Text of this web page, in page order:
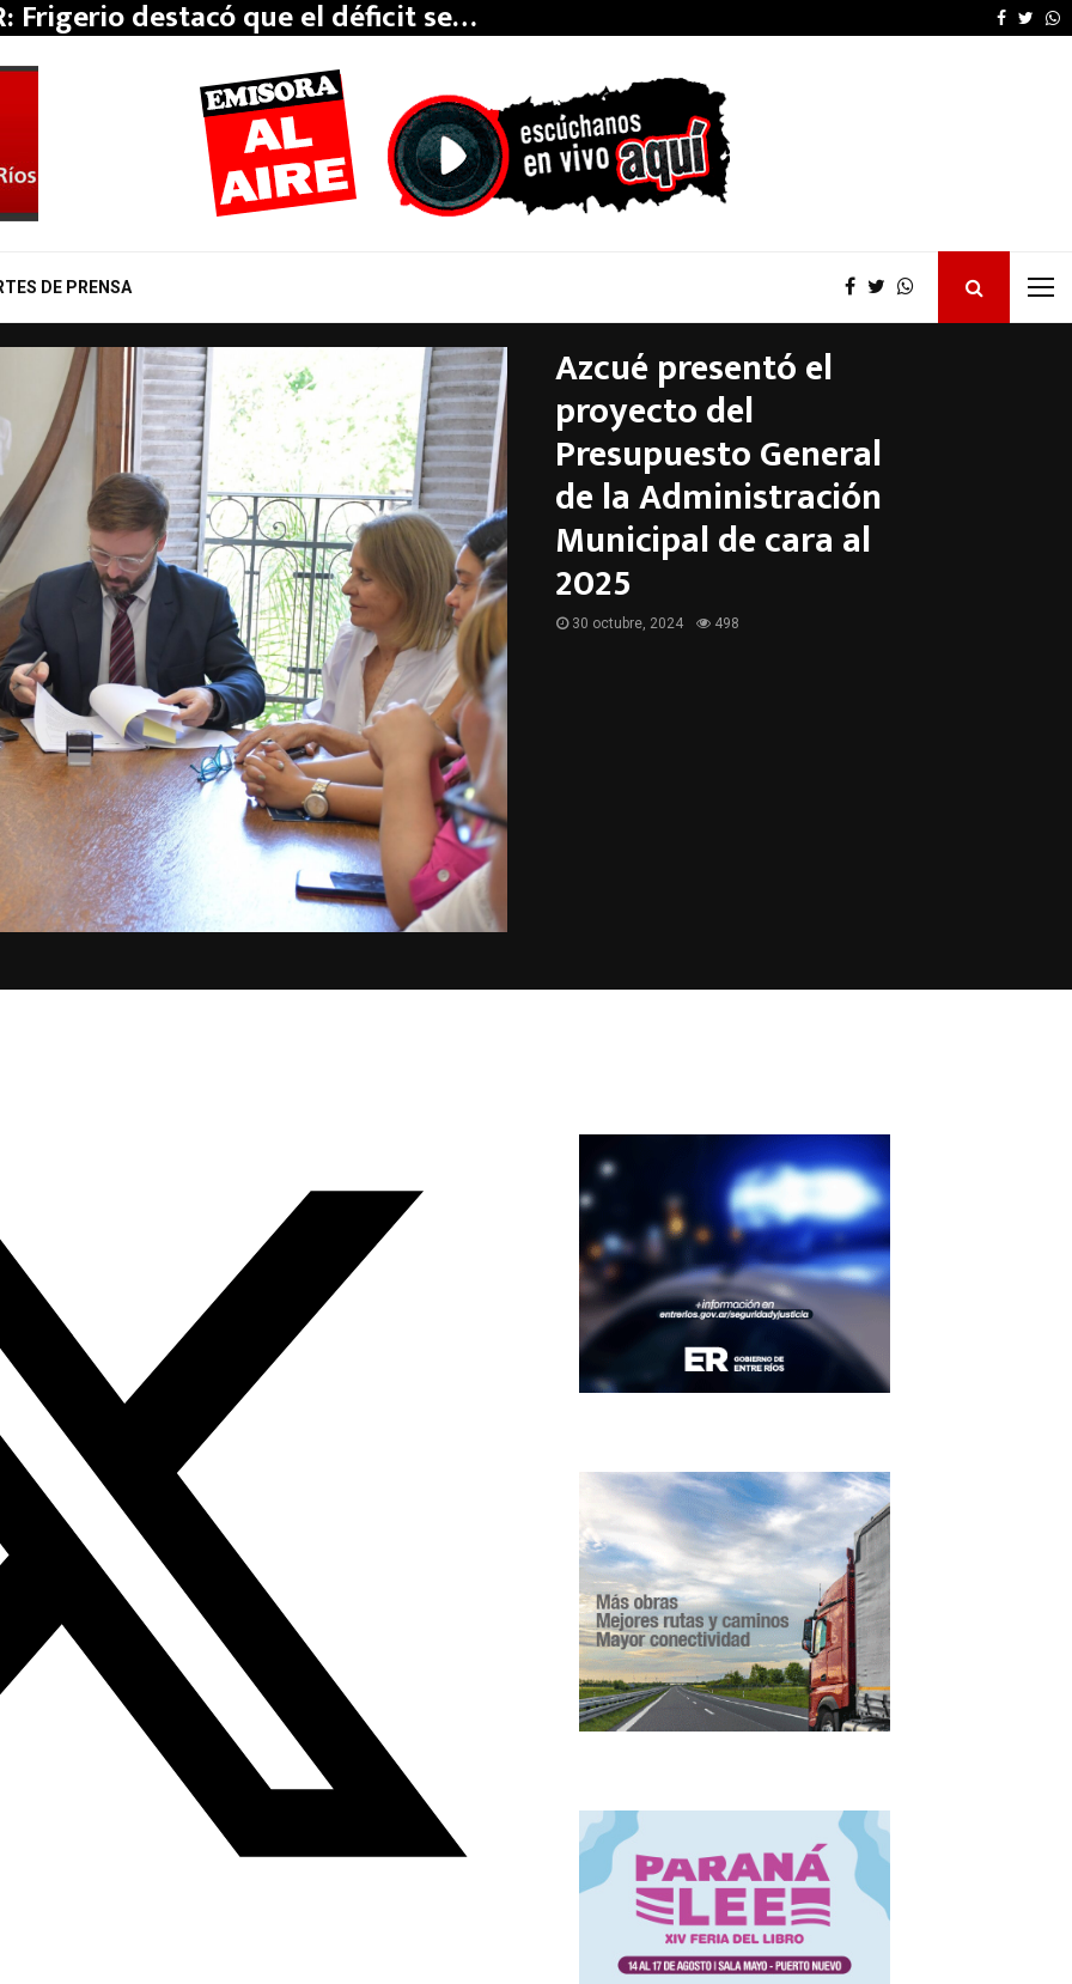
Frigerio destacó que el déficit se… La provincia
DE PRENSA
Azcué presentó el
proyecto del
Presupuesto General
de la Administración
Municipal de cara al
2025
30 octubre, 2024 498